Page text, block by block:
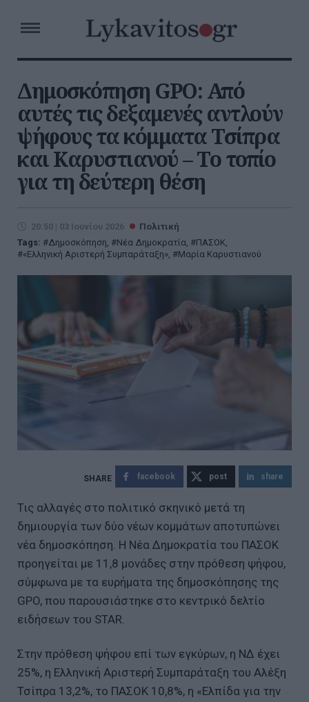
Δημοσκόπηση GPO: Από
αυτές τις δεξαμενές αντλούν
ψήφους τα κόμματα Τσίπρα
και Καρυστιανού – Το τοπίο
για τη δεύτερη θέση
20:50 | 03 Ιουνίου 2026
Πολιτική
Tags:
Δημοσκόπηση, Νέα Δημοκρατία, ΠΑΣΟΚ,
«Ελληνική Αριστερή Συμπαράταξη», Μαρία Καρυστιανού
facebook post share
Τις αλλαγές στο πολιτικό σκηνικό μετά τη
δημιουργία των δύο νέων κομμάτων αποτυπώνει
νέα δημοσκόπηση. Η Νέα Δημοκρατία του ΠΑΣΟΚ
προηγείται με 11,8 μονάδες στην πρόθεση ψήφου,
σύμφωνα με τα ευρήματα της δημοσκόπησης της
GPO, που παρουσιάστηκε στο κεντρικό δελτίο
ειδήσεων του STAR.
Στην πρόθεση ψήφου επί των εγκύρων, η ΝΔ έχει
25%, η Ελληνική Αριστερή Συμπαράταξη του Αλέξη
Τσίπρα 13,2%, το ΠΑΣΟΚ 10,8%, η «Ελπίδα για την